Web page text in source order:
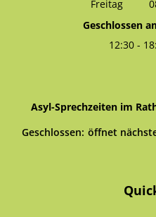
Freitag
Geschlossen
12:30-
Asyl-Sprechzeiten im
Klicken, um weitere
Geschlossen: öffnet